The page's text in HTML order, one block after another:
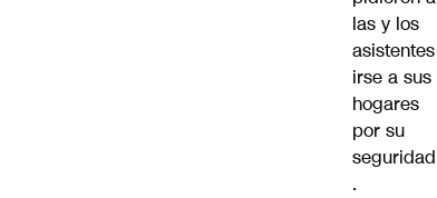
las y los
asistentes
irse a sus
hogares
por su
seguridad
.